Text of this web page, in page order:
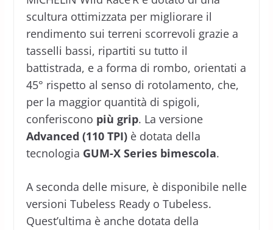
scultura ottimizzata per migliorare il
rendimento sui terreni scorrevoli grazie a
tasselli bassi, ripartiti su tutto il
battistrada, e a forma di rombo, orientati a
45° rispetto al senso di rotolamento, che,
per la maggior quantità di spigoli,
conferiscono più grip. La versione
Advanced (110 TPI)è dotata della
tecnologia GUM-X Series bimescola.
A seconda delle misure, è disponibile nelle
versioni Tubeless Ready o Tubeless.
Quest’ultima è anche dotata della